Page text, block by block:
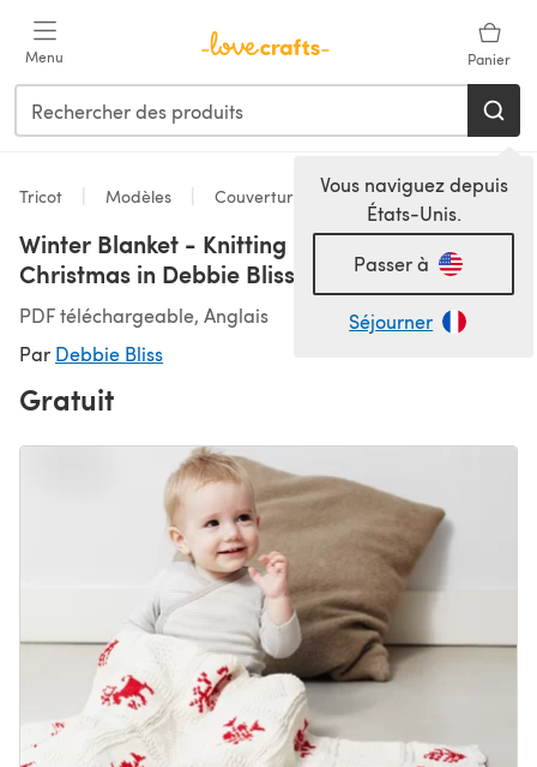
Menu Panier
Vous naviguez depuis
États-Unis.
Passer à
Séjourner
Tricot Modèles Couvertures
Winter Blanket - Knitting Pattern for
Christmas in Debbie Bliss Rialto DK
PDF téléchargeable, Anglais
Par Debbie Bliss
Gratuit